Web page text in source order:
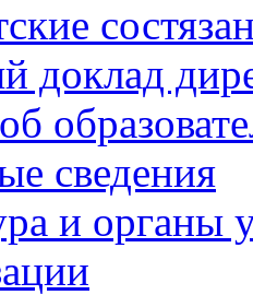
доклад
сведения
и органы